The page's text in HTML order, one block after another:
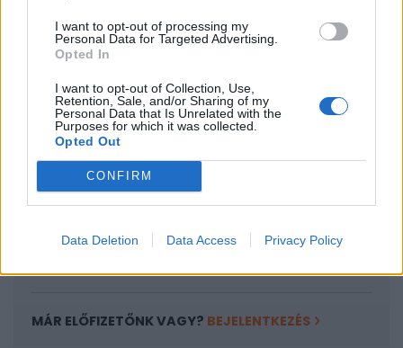
I want to opt-out of processing my
Personal Data for Targeted Advertising.
Opted In
I want to opt-out of Collection, Use,
Retention, Sale, and/or Sharing of my
Personal Data that Is Unrelated with the
Purposes for which it was collected.
Opted Out
CONFIRM
Data Deletion Data Access Privacy Policy
KEDVES OLVASÓNK!
A keresett cikk a portfolio.hu hírarchívumához
tartozik, melynek olvasása előfizetéses
regisztrációhoz kötött.
Az előfizetés a következőket tartalmazza:
Portfolio.hu teljes cikkarchívum
Kötéslisták: BÉT elmúlt 2 év napon belüli
kötéslistái
MÁR ELŐFIZETŐNK VAGY? BEJELENTKEZÉS